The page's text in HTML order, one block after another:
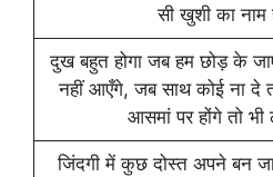
सी खुशी का नाम
दुख बहुत होगा जब हम छोड़ के
नहीं आएँगे, जब साथ कोई ना दे
आसमां पर होंगे तो
जिंदगी में कुछ दोस्त अपने बन